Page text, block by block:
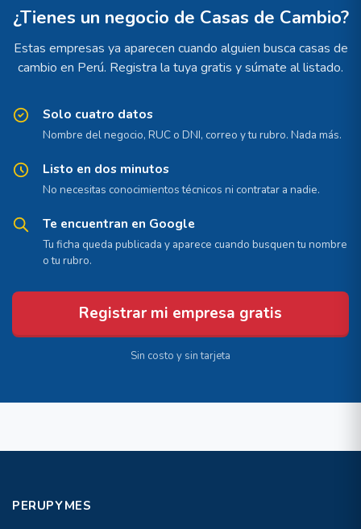
¿Tienes un negocio de Casas de Cambio?
Estas empresas ya aparecen cuando alguien busca casas de
cambio en Perú. Registra la tuya gratis y súmate al listado.
Solo cuatro datos
Nombre del negocio, RUC o DNI, correo y tu rubro. Nada más.
Listo en dos minutos
No necesitas conocimientos técnicos ni contratar a nadie.
Te encuentran en Google
Tu ficha queda publicada y aparece cuando busquen tu nombre
o tu rubro.
Registrar mi empresa gratis
Sin costo y sin tarjeta
PERUPYMES